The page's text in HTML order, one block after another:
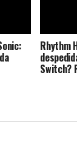
Rhythm
Switch?